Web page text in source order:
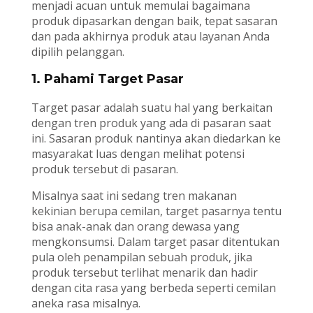
menjadi acuan untuk memulai bagaimana
produk dipasarkan dengan baik, tepat sasaran
dan pada akhirnya produk atau layanan Anda
dipilih pelanggan.
1. Pahami Target Pasar
Target pasar adalah suatu hal yang berkaitan
dengan tren produk yang ada di pasaran saat
ini. Sasaran produk nantinya akan diedarkan ke
masyarakat luas dengan melihat potensi
produk tersebut di pasaran.
Misalnya saat ini sedang tren makanan
kekinian berupa cemilan, target pasarnya tentu
bisa anak-anak dan orang dewasa yang
mengkonsumsi. Dalam target pasar ditentukan
pula oleh penampilan sebuah produk, jika
produk tersebut terlihat menarik dan hadir
dengan cita rasa yang berbeda seperti cemilan
aneka rasa misalnya.